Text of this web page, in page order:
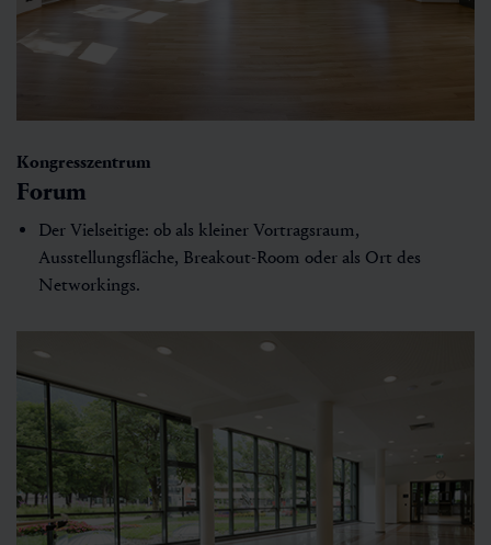
Kongresszentrum
Forum
Der Vielseitige: ob als kleiner Vortragsraum,
Ausstellungsfläche, Breakout-Room oder als Ort des
Networkings.